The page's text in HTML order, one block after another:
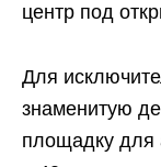
центр под
Для
знаменитую
площадку для